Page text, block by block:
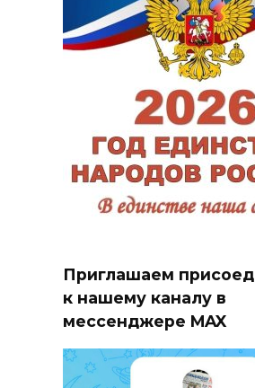
Приглашаем
к нашему каналу в
мессенджере MAX